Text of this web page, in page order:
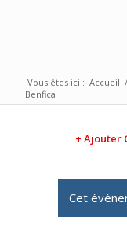
Vous êtes ici : Accueil /
Benfica
+ Ajouter
Cet